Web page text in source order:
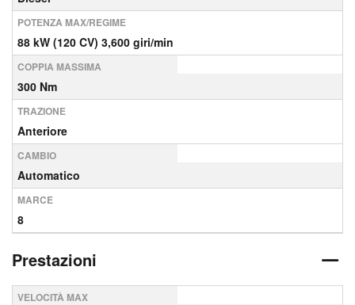
POTENZA MAX/REGIME
88 kW (120 CV) 3,600 giri/min
COPPIA MASSIMA
300 Nm
TRAZIONE
Anteriore
CAMBIO
Automatico
MARCE
8
Prestazioni
VELOCITÀ MAX